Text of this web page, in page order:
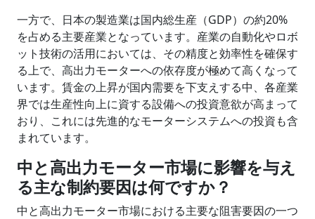
一方で、日本の製造業は国内総生産（GDP）の約20%
を占める主要産業となっています。産業の自動化やロボ
ット技術の活用においては、その精度と効率性を確保す
る上で、高出力モーターへの依存度が極めて高くなって
います。賃金の上昇が国内需要を下支えする中、各産業
界では生産性向上に資する設備への投資意欲が高まって
おり、これには先進的なモーターシステムへの投資も含
まれています。
中と高出力モーター市場に影響を与え
る主な制約要因は何ですか？
中と高出力モーター市場における主要な阻害要因の一つ